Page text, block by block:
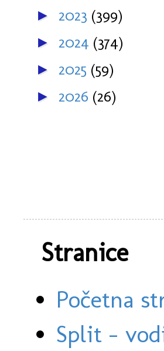
► 2023 (399)
► 2024 (374)
► 2025 (59)
► 2026 (26)
Stranice
Početna
Split -